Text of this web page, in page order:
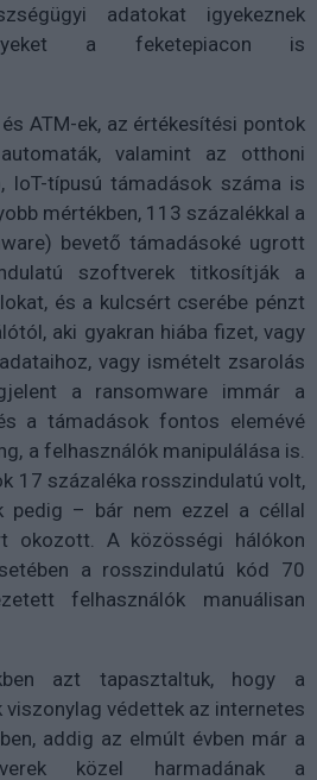
adatokat igyekeznek
a feketepiacon is
ATM-ek, az értékesítési pontok
valamint az otthoni
IoT-típusú támadások száma is
mértékben, 113 százalékkal a
bevető támadásoké ugrott
szoftverek titkosítják a
és a kulcsért cserébe pénzt
aki gyakran hiába fizet, vagy
vagy ismételt zsarolás
a ransomware immár a
a támadások fontos elemévé
a felhasználók manipulálása is.
17 százaléka rosszindulatú volt,
pedig – bár nem ezzel a céllal
okozott. A közösségi hálókon
a rosszindulatú kód 70
felhasználók manuálisan
azt tapasztaltuk, hogy a
védettek az internetes
addig az elmúlt évben már a
közel harmadának a